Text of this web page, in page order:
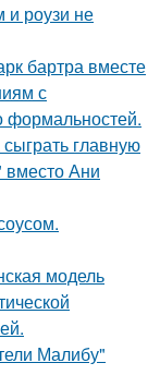
и роузи не
бартра вместе
с
формальностей.
главную
Ани
модель
Малибу"